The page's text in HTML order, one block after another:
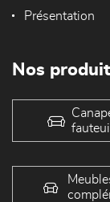
Présentation
Nos